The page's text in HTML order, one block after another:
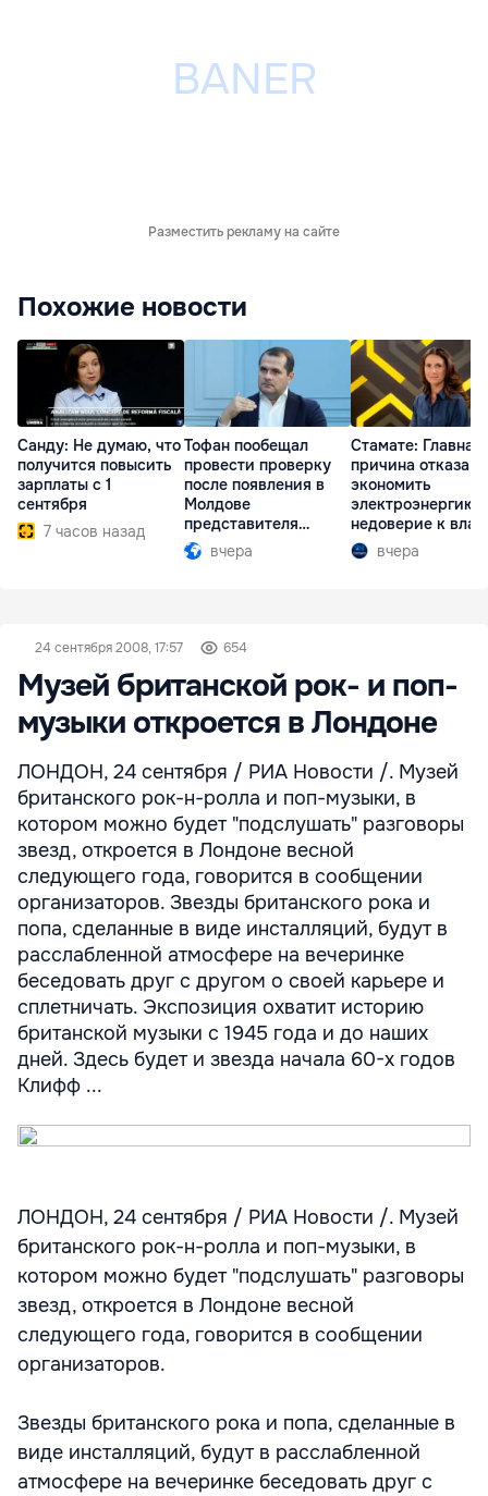
Разместить рекламу на сайте
Похожие новости
Санду: Не думаю, что
получится повысить
зарплаты с 1
сентября
7 часов назад
Тофан пообещал
провести проверку
после появления в
Молдове
представителя
Южной Осетии
вчера
Стамате: Главная
причина отказа
экономить
электроэнергию
недоверие к
вчера
24 сентября 2008, 17:57 654
Музей британской рок- и поп-
музыки откроется в Лондоне
ЛОНДОН, 24 сентября / РИА Новости /. Музей
британского рок-н-ролла и поп-музыки, в
котором можно будет "подслушать" разговоры
звезд, откроется в Лондоне весной
следующего года, говорится в сообщении
организаторов. Звезды британского рока и
попа, сделанные в виде инсталляций, будут в
расслабленной атмосфере на вечеринке
беседовать друг с другом о своей карьере и
сплетничать. Экспозиция охватит историю
британской музыки с 1945 года и до наших
дней. Здесь будет и звезда начала 60-х годов
Клифф ...
ЛОНДОН, 24 сентября / РИА Новости /. Музей
британского рок-н-ролла и поп-музыки, в
котором можно будет "подслушать" разговоры
звезд, откроется в Лондоне весной
следующего года, говорится в сообщении
организаторов.
Звезды британского рока и попа, сделанные в
виде инсталляций, будут в расслабленной
атмосфере на вечеринке беседовать друг с